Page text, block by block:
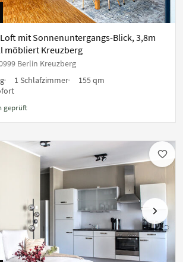
mit Sonnenuntergangs-Blick, 3,8m
möbliert Kreuzberg
Berlin Kreuzberg
1 Schlafzimmer
155 qm
geprüft
Nächste